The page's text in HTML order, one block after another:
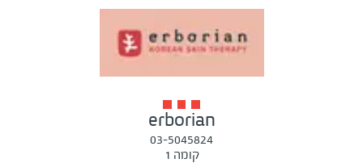
erborian
03-5045824
קומה 1